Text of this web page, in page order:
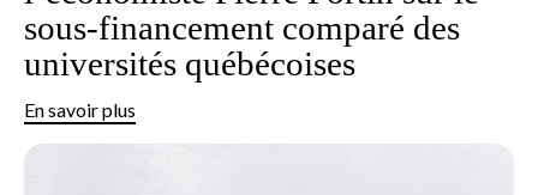
sous-financement comparé des
universités québécoises
En savoir plus